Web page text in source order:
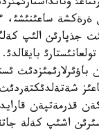
ساعئنئشئ،
جذپارئن الئپ
باؤئرلارئمئزدئث
قذرمةتپةن
اشئپ كةلة